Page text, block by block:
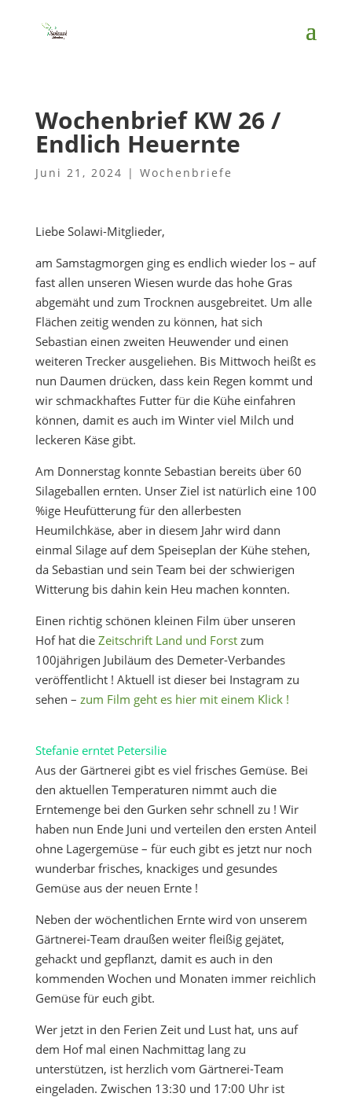
Wochenbrief KW 26 /
Endlich Heuernte
Juni 21, 2024 | Wochenbriefe
Liebe Solawi-Mitglieder,
am Samstagmorgen ging es endlich wieder los – auf
fast allen unseren Wiesen wurde das hohe Gras
abgemäht und zum Trocknen ausgebreitet. Um alle
Flächen zeitig wenden zu können, hat sich
Sebastian einen zweiten Heuwender und einen
weiteren Trecker ausgeliehen. Bis Mittwoch heißt es
nun Daumen drücken, dass kein Regen kommt und
wir schmackhaftes Futter für die Kühe einfahren
können, damit es auch im Winter viel Milch und
leckeren Käse gibt.
Am Donnerstag konnte Sebastian bereits über 60
Silageballen ernten. Unser Ziel ist natürlich eine 100
%ige Heufütterung für den allerbesten
Heumilchkäse, aber in diesem Jahr wird dann
einmal Silage auf dem Speiseplan der Kühe stehen,
da Sebastian und sein Team bei der schwierigen
Witterung bis dahin kein Heu machen konnten.
Einen richtig schönen kleinen Film über unseren
Hof hat die Zeitschrift Land und Forstzum
100jährigen Jubiläum des Demeter-Verbandes
veröffentlicht ! Aktuell ist dieser bei Instagram zu
sehen – zum Film geht es hier mit einem Klick !
Stefanie erntet Petersilie
Aus der Gärtnerei gibt es viel frisches Gemüse. Bei
den aktuellen Temperaturen nimmt auch die
Erntemenge bei den Gurken sehr schnell zu ! Wir
haben nun Ende Juni und verteilen den ersten Anteil
ohne Lagergemüse – für euch gibt es jetzt nur noch
wunderbar frisches, knackiges und gesundes
Gemüse aus der neuen Ernte !
Neben der wöchentlichen Ernte wird von unserem
Gärtnerei-Team draußen weiter fleißig gejätet,
gehackt und gepflanzt, damit es auch in den
kommenden Wochen und Monaten immer reichlich
Gemüse für euch gibt.
Wer jetzt in den Ferien Zeit und Lust hat, uns auf
dem Hof mal einen Nachmittag lang zu
unterstützen, ist herzlich vom Gärtnerei-Team
eingeladen. Zwischen 13:30 und 17:00 Uhr ist